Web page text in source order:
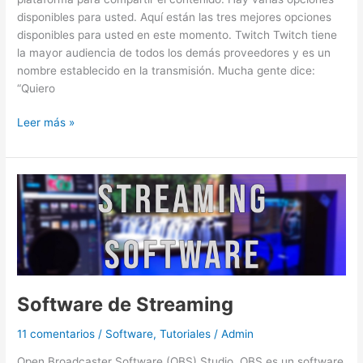
disponibles para usted. Aquí están las tres mejores opciones
disponibles para usted en este momento. Twitch Twitch tiene
la mayor audiencia de todos los demás proveedores y es un
nombre establecido en la transmisión. Mucha gente dice:
“Quiero
Leer más »
Software de Streaming
11 comentarios / Software,Tutoriales /Admin
Software
de
Streaming